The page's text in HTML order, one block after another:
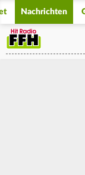
Nachrichten